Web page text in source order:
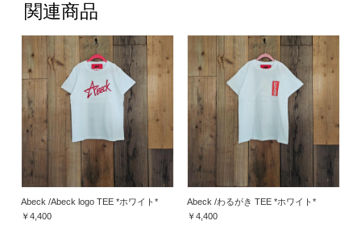
関連商品
Abeck /Abeck logo TEE *ホワイト*
￥4,400
Abeck /わるがき TEE *ホワイト*
￥4,400